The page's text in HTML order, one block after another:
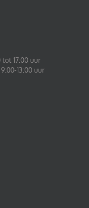
17:00 uur
13:00 uur